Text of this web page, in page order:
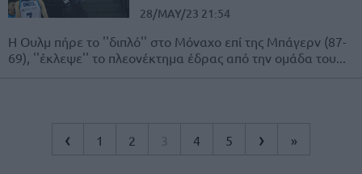
28/MAY/23 21:54
Η Ουλμ πήρε το ''διπλό'' στο Μόναχο επί της Μπάγερν (87-
69), ''έκλεψε'' το πλεονέκτημα έδρας από την ομάδα του...
‹ 1 2 3 4 5 › »